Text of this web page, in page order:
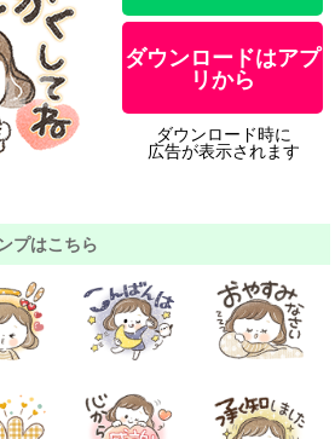
ダウンロードはアプ
リから
ダウンロード時に
広告が表示されます
プはこちら